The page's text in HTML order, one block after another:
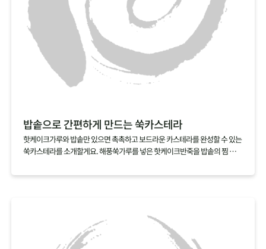
밥솥으로 간편하게 만드는 쑥카스테라
핫케이크가루와 밥솥만 있으면 촉촉하고 보드라운 카스테라를 완성할 수 있는
쑥카스테라를 소개할게요. 해풍쑥가루를 넣은 핫케이크반죽을 밥솥의 찜 기능
아주는 건 물론, 쑥을 잘 먹지 않는 아이들에게 쑥을 맛볼 수 있게 할 수 있으니